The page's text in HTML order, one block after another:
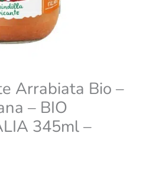
Arrabiata Bio –
– BIO
345ml –